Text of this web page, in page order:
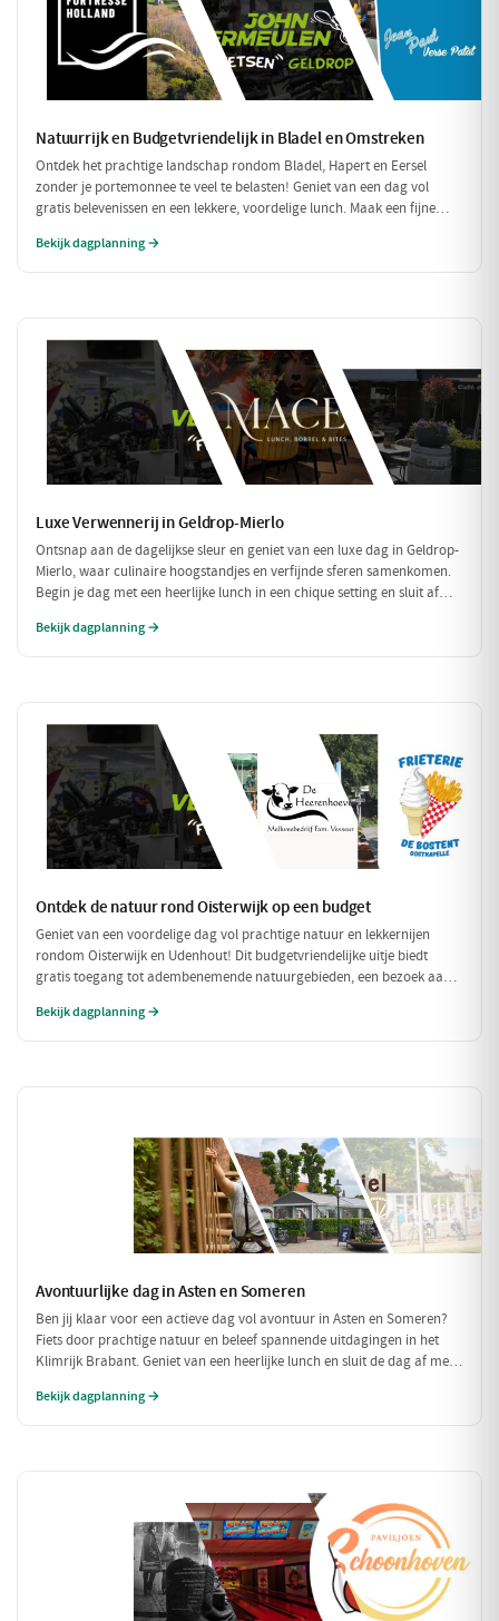
Natuurrijk en Budgetvriendelijk in Bladel en Omstreken
Ontdek het prachtige landschap rondom Bladel, Hapert en Eersel
zonder je portemonnee te veel te belasten! Geniet van een dag vol
gratis belevenissen en een lekkere, voordelige lunch. Maak een fijne
hap.
Bekijk dagplanning →
Luxe Verwennerij in Geldrop-Mierlo
Ontsnap aan de dagelijkse sleur en geniet van een luxe dag in Geldrop-
Mierlo, waar culinaire hoogstandjes en verfijnde sferen samenkomen.
Begin je dag met een heerlijke lunch in een chique setting en sluit af
compleet met een ontspannen fietstocht door de prachtige omgeving!
Bekijk dagplanning →
Ontdek de natuur rond Oisterwijk op een budget
Geniet van een voordelige dag vol prachtige natuur en lekkernijen
rondom Oisterwijk en Udenhout! Dit budgetvriendelijke uitje biedt
gratis toegang tot adembenemende natuurgebieden, een bezoek aan
lunch. Perfect voor een dag vol avontuur zonder je portemonnee te
Bekijk dagplanning →
Avontuurlijke dag in Asten en Someren
Ben jij klaar voor een actieve dag vol avontuur in Asten en Someren?
Fiets door prachtige natuur en beleef spannende uitdagingen in het
Klimrijk Brabant. Geniet van een heerlijke lunch en sluit de dag af met
fietsen!
Bekijk dagplanning →